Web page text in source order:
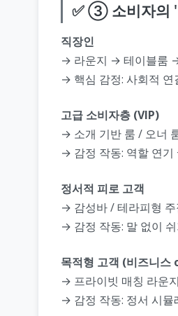
✅ ③ 소비자의 '
직장인
→ 라운지 → 테이블룸
→ 핵심 감정: 사회적 연
고급 소비자층 (VIP)
→ 소개 기반 룸 / 오너
→ 감정 작동: 역할 연기
정서적 피로 고객
→ 감성바 / 테라피형
→ 감정 작동: 말 없이
목적형 고객 (비즈니스
→ 프라이빗 매칭 라운
→ 감정 작동: 정서 시